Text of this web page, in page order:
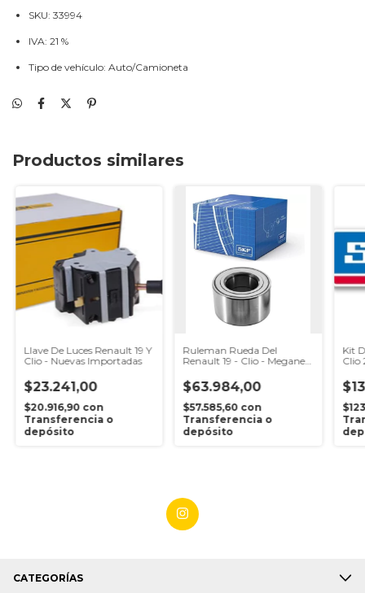
SKU: 33994
IVA: 21 %
Tipo de vehículo: Auto/Camioneta
Productos similares
Llave De Luces Renault 19 Y
Clio - Nuevas Importadas
$23.241,00
$20.916,90 con
Transferencia o
depósito
Ruleman Rueda Del
Renault 19 - Clio - Megane -
$63.984,00
$57.585,60 con
Transferencia o
depósito
Kit
Clio
CATEGORÍAS